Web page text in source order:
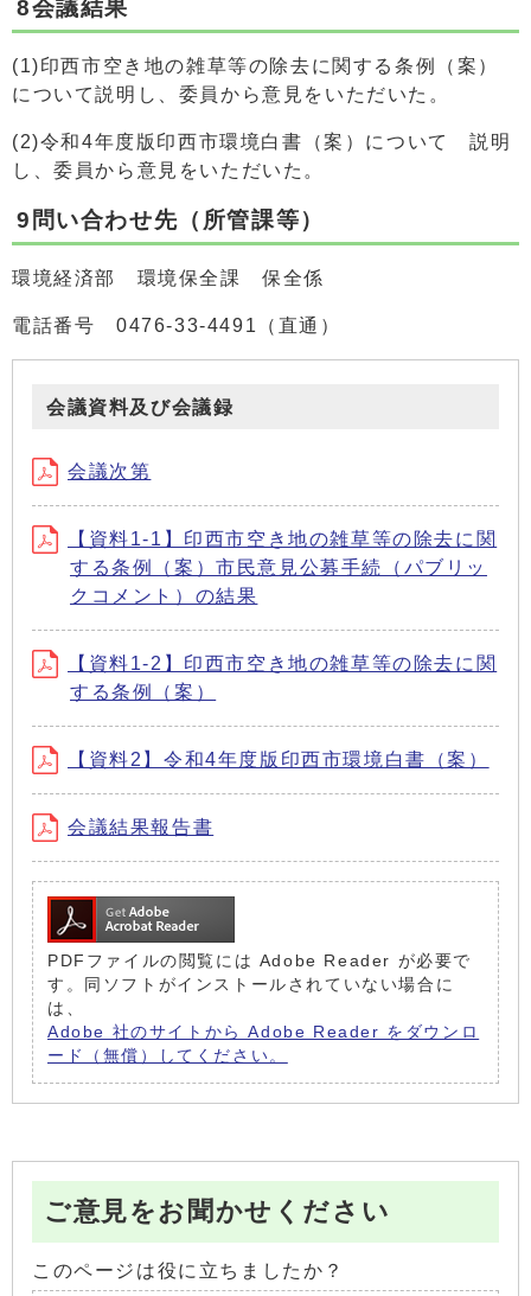
8会議結果
(1)印西市空き地の雑草等の除去に関する条例（案）
について説明し、委員から意見をいただいた。
(2)令和4年度版印西市環境白書（案）について 説明
し、委員から意見をいただいた。
9問い合わせ先（所管課等）
環境経済部 環境保全課 保全係
電話番号 0476-33-4491（直通）
会議資料及び会議録
会議次第
【資料1-1】印西市空き地の雑草等の除去に関
する条例（案）市民意見公募手続（パブリッ
クコメント）の結果
【資料1-2】印西市空き地の雑草等の除去に関
する条例（案）
【資料2】令和4年度版印西市環境白書（案）
会議結果報告書
PDFファイルの閲覧には Adobe Reader が必要で
す。同ソフトがインストールされていない場合に
は、
Adobe 社のサイトから Adobe Reader をダウンロ
ード（無償）してください。
ご意見をお聞かせください
このページは役に立ちましたか？